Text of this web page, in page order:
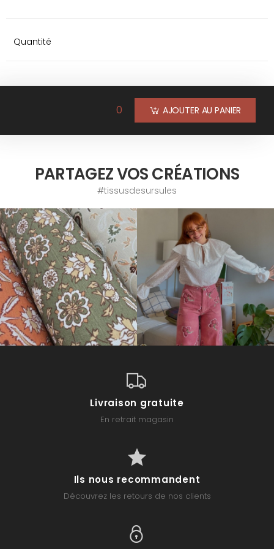
Quantité
0 AJOUTER AU PANIER
PARTAGEZ VOS CRÉATIONS
#tissusdesursules
Livraison gratuite
En retrait magasin
Ils nous recommandent
Découvrez les retours de nos clients